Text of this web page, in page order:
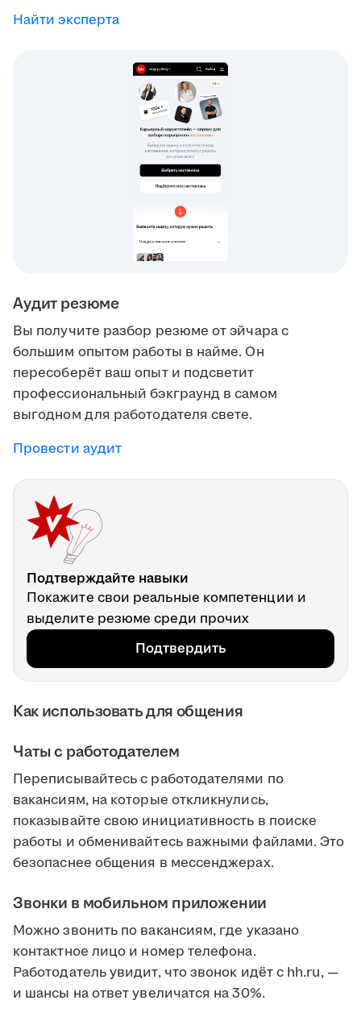
Найти эксперта
Аудит резюме
Вы получите разбор резюме от эйчара с
большим опытом работы в найме. Он
пересоберёт ваш опыт и подсветит
профессиональный бэкграунд в самом
выгодном для работодателя свете.
Провести аудит
Подтверждайте навыки
Покажите свои реальные компетенции и
выделите резюме среди прочих
Подтвердить
Как использовать для общения
Чаты с работодателем
Переписывайтесь с работодателями по
вакансиям, на которые откликнулись,
показывайте свою инициативность в поиске
работы и обменивайтесь важными файлами. Это
безопаснее общения в мессенджерах.
Звонки в мобильном приложении
Можно звонить по вакансиям, где указано
контактное лицо и номер телефона.
Работодатель увидит, что звонок идёт с hh.ru, —
и шансы на ответ увеличатся на 30%.